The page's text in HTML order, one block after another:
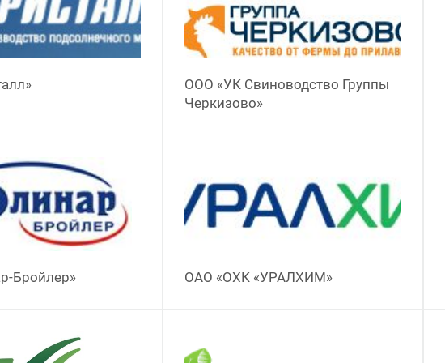
ООО «УК Свиноводство Группы
Черкизово»
Бройлер» ОАО «ОХК «УРАЛХИМ»